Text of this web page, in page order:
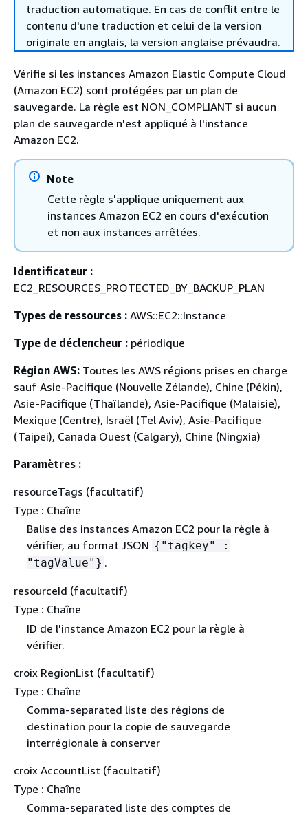
traduction automatique. En cas de conflit entre le
contenu d'une traduction et celui de la version
originale en anglais, la version anglaise prévaudra.
Vérifie si les instances Amazon Elastic Compute Cloud
(Amazon EC2) sont protégées par un plan de
sauvegarde. La règle est NON_COMPLIANT si aucun
plan de sauvegarde n'est appliqué à l'instance
Amazon EC2.
Note
Cette règle s'applique uniquement aux
instances Amazon EC2 en cours d'exécution
et non aux instances arrêtées.
Identificateur :
EC2_RESOURCES_PROTECTED_BY_BACKUP_PLAN
Types de ressources : AWS::EC2::Instance
Type de déclencheur : périodique
Région AWS: Toutes les AWS régions prises en charge
sauf Asie-Pacifique (Nouvelle Zélande), Chine (Pékin),
Asie-Pacifique (Thaïlande), Asie-Pacifique (Malaisie),
Mexique (Centre), Israël (Tel Aviv), Asie-Pacifique
(Taipei), Canada Ouest (Calgary), Chine (Ningxia)
Paramètres :
resourceTags (facultatif)
Type : Chaîne
Balise des instances Amazon EC2 pour la règle à
vérifier, au format JSON { "tagkey" :
"tagValue"} .
resourceId (facultatif)
Type : Chaîne
ID de l'instance Amazon EC2 pour la règle à
vérifier.
croix RegionList (facultatif)
Type : Chaîne
Comma-separated liste des régions de
destination pour la copie de sauvegarde
interrégionale à conserver
croix AccountList (facultatif)
Type : Chaîne
Comma-separated liste des comptes de